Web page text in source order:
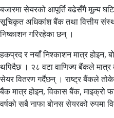
बजारमा सेयरको आपूर्ति बढेसँगै मू्ल्य
सूचिकृत अधिकांश बैंक तथा वित्तीय
निष्काशन गरिरहेका छन् ।
हकप्रद र नयाँ निश्काशन मात्र होइन,
थपिदैछ । २८ वटा वाणिज्य बैंकले मात्र
सेयर वितरण गर्दैछन् । राष्ट्र बैंकले
बैंक मात्र होइन, विकास बैंक, माइक्रो
वर्षको सबै नाफा बोनस सेयरको रुपमा